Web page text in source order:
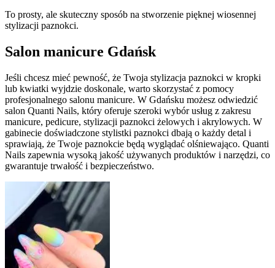
To prosty, ale skuteczny sposób na stworzenie pięknej wiosennej
stylizacji paznokci.
Salon manicure Gdańsk
Jeśli chcesz mieć pewność, że Twoja stylizacja paznokci w kropki
lub kwiatki wyjdzie doskonale, warto skorzystać z pomocy
profesjonalnego salonu manicure. W Gdańsku możesz odwiedzić
salon Quanti Nails, który oferuje szeroki wybór usług z zakresu
manicure, pedicure, stylizacji paznokci żelowych i akrylowych. W
gabinecie doświadczone stylistki paznokci dbają o każdy detal i
sprawiają, że Twoje paznokcie będą wyglądać olśniewająco. Quanti
Nails zapewnia wysoką jakość używanych produktów i narzędzi, co
gwarantuje trwałość i bezpieczeństwo.